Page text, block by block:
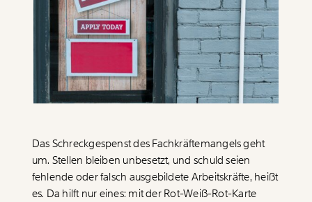
Datensätze
Paper der Woche
Projekte
Kürzungslandkarte
Erbschaftssteuer-Rechner
Koalitions-Kompass
Care-Rechner
Befristungs-Monitor
Über uns
Team
Das Schreckgespenst des Fachkräftemangels geht
um. Stellen bleiben unbesetzt, und schuld seien
fehlende oder falsch ausgebildete Arbeitskräfte, heißt
es. Da hilft nur eines: mit der Rot-Weiß-Rot-Karte